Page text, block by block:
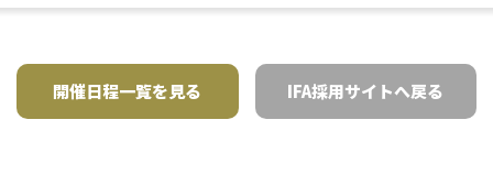
開催日程一覧を見る IFA採用サイトへ戻る